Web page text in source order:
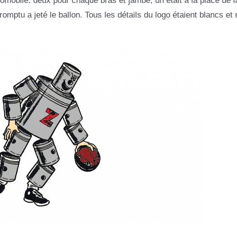
a jeté le ballon. Tous les détails du logo étaient blancs et